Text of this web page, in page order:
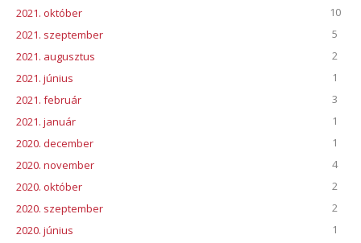
2021. október
10
2021. szeptember
5
2021. augusztus
2
2021. június
1
2021. február
3
2021. január
1
2020. december
1
2020. november
4
2020. október
2
2020. szeptember
2
2020. június
1